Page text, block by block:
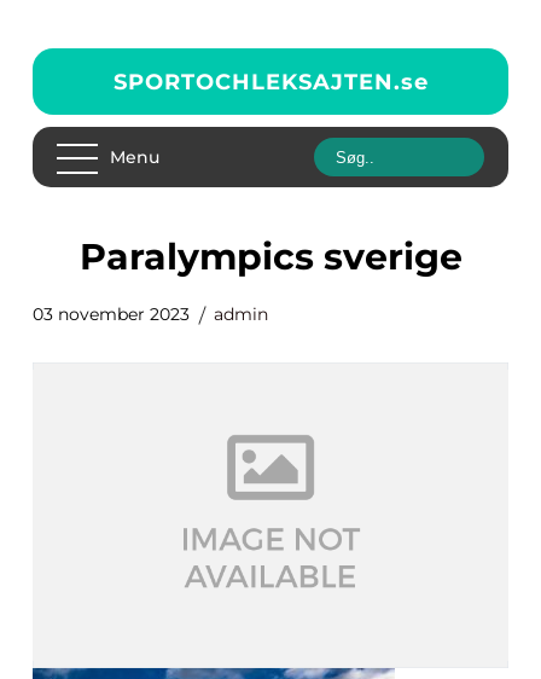
SPORTOCHLEKSAJTEN.se
Menu
paralympics sverige
03 november 2023 admin